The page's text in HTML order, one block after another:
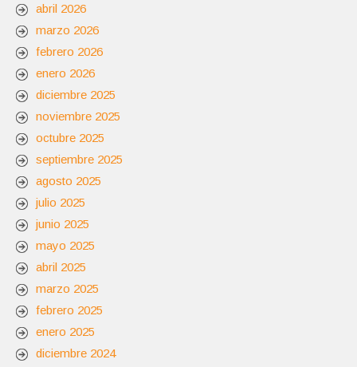
abril 2026
marzo 2026
febrero 2026
enero 2026
diciembre 2025
noviembre 2025
octubre 2025
septiembre 2025
agosto 2025
julio 2025
junio 2025
mayo 2025
abril 2025
marzo 2025
febrero 2025
enero 2025
diciembre 2024